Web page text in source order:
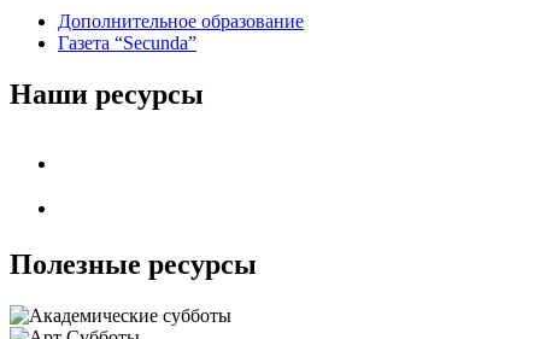
Дополнительное образование
Газета “Secunda”
Наши ресурсы
Полезные ресурсы